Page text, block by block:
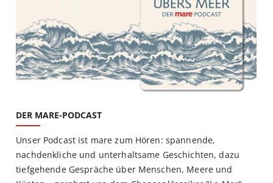
DER MARE-PODCAST
Unser Podcast ist mare zum Hören: spannende,
nachdenkliche und unterhaltsame Geschichten, dazu
tiefgehende Gespräche über Menschen, Meere und